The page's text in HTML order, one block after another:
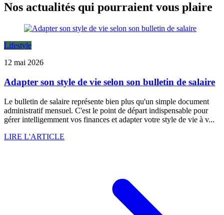
Nos actualités qui pourraient vous plaire
Lifestyle
12 mai 2026
Adapter son style de vie selon son bulletin de salaire
Le bulletin de salaire représente bien plus qu'un simple document
administratif mensuel. C'est le point de départ indispensable pour
gérer intelligemment vos finances et adapter votre style de vie à v...
LIRE L'ARTICLE